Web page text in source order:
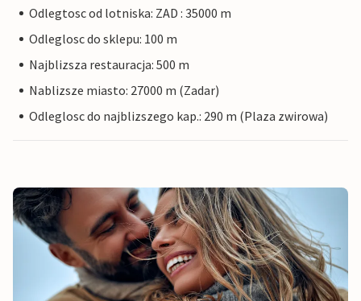
Odlegtosc od lotniska: ZAD : 35000 m
Odleglosc do sklepu: 100 m
Najblizsza restauracja: 500 m
Nablizsze miasto: 27000 m (Zadar)
Odleglosc do najblizszego kap.: 290 m (Plaza zwirowa)